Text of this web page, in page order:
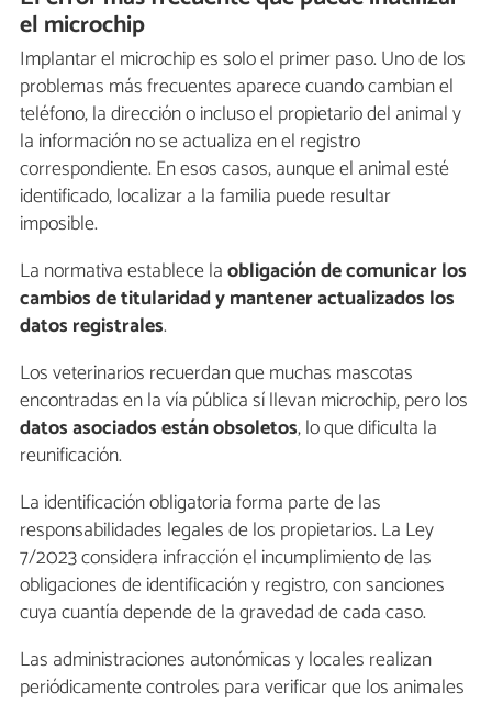
el microchip
Implantar el microchip es solo el primer paso. Uno de los
problemas más frecuentes aparece cuando cambian el
teléfono, la dirección o incluso el propietario del animal y
la información no se actualiza en el registro
correspondiente. En esos casos, aunque el animal esté
identificado, localizar a la familia puede resultar
imposible.
La normativa establece laobligación de comunicar los
cambios de titularidad y mantener actualizados los
datos registrales.
Los veterinarios recuerdan que muchas mascotas
encontradas en la vía pública sí llevan microchip, pero los
datos asociados están obsoletos, lo que dificulta la
reunificación.
La identificación obligatoria forma parte de las
responsabilidades legales de los propietarios. La Ley
7/2023 considera infracción el incumplimiento de las
obligaciones de identificación y registro, con sanciones
cuya cuantía depende de la gravedad de cada caso.
Las administraciones autonómicas y locales realizan
periódicamente controles para verificar que los animales